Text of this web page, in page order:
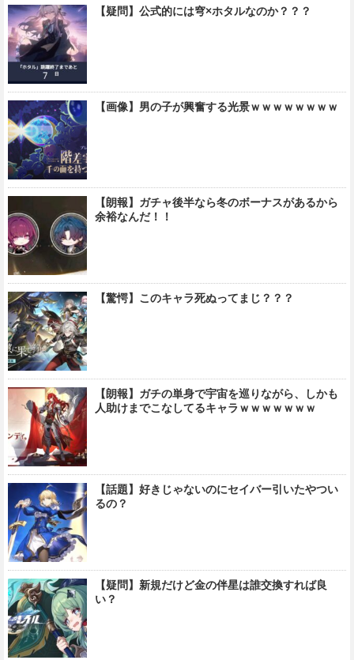
【疑問】公式的には穹×ホタルなのか？？？
【画像】男の子が興奮する光景ｗｗｗｗｗｗｗｗ
【朗報】ガチャ後半なら冬のボーナスがあるから
余裕なんだ！！
【驚愕】このキャラ死ぬってまじ？？？
【朗報】ガチの単身で宇宙を巡りながら、しかも
人助けまでこなしてるキャラｗｗｗｗｗｗｗ
【話題】好きじゃないのにセイバー引いたやつい
るの？
【疑問】新規だけど金の伴星は誰交換すれば良
い？